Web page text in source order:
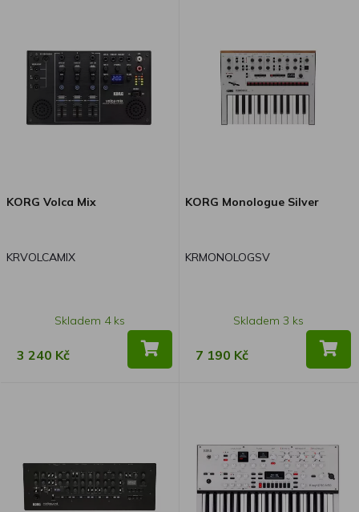
KORG Volca Mix
KRVOLCAMIX
Skladem 4 ks
3 240 Kč
KORG Monologue Silver
KRMONOLOGSV
Skladem 3 ks
7 190 Kč